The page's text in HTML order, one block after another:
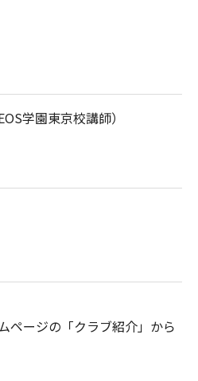
学園東京校講師）
ページの「クラブ紹介」から